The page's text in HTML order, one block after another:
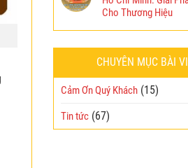
Cho Thương Hiệu
CHUYÊN MỤC BÀI
Cảm Ơn Quý Khách (15)
Tin tức (67)